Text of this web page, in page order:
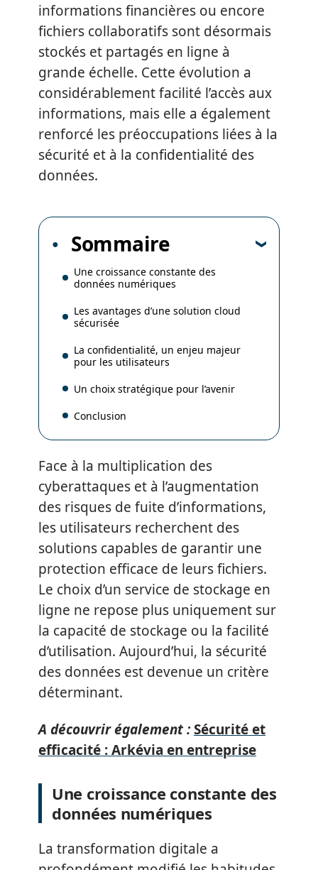
informations financières ou encore
fichiers collaboratifs sont désormais
stockés et partagés en ligne à
grande échelle. Cette évolution a
considérablement facilité l’accès aux
informations, mais elle a également
renforcé les préoccupations liées à la
sécurité et à la confidentialité des
données.
Sommaire
Une croissance constante des
données numériques
Les avantages d’une solution cloud
sécurisée
La confidentialité, un enjeu majeur
pour les utilisateurs
Un choix stratégique pour l’avenir
Conclusion
Face à la multiplication des
cyberattaques et à l’augmentation
des risques de fuite d’informations,
les utilisateurs recherchent des
solutions capables de garantir une
protection efficace de leurs fichiers.
Le choix d’un service de stockage en
ligne ne repose plus uniquement sur
la capacité de stockage ou la facilité
d’utilisation. Aujourd’hui, la sécurité
des données est devenue un critère
déterminant.
A découvrir également :Sécurité et
efficacité : Arkévia en entreprise
Une croissance constante des
données numériques
La transformation digitale a